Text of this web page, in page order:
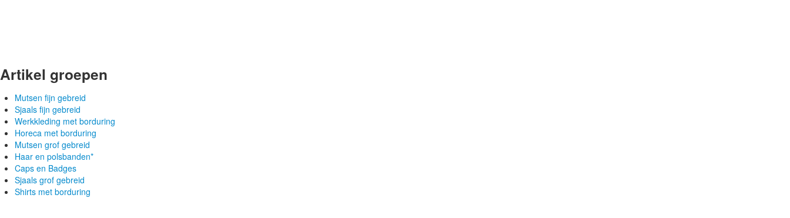
Artikel groepen
Mutsen fijn gebreid
Sjaals fijn gebreid
Werkkleding met borduring
Horeca met borduring
Mutsen grof gebreid
Haar en polsbanden*
Caps en Badges
Sjaals grof gebreid
Shirts met borduring